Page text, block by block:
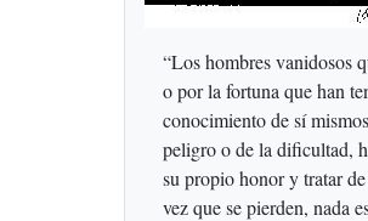
“Los hombres vanidosos
o por la fortuna que han
conocimiento de sí
peligro o de la dificultad,
su propio honor y tratar de
vez que se pierden, nada